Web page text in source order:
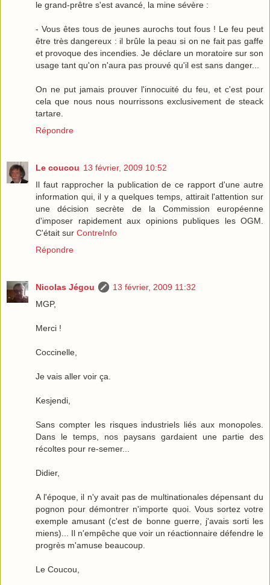
le grand-prêtre s'est avancé, la mine sévère :
- Vous êtes tous de jeunes aurochs tout fous ! Le feu peut
être très dangereux : il brûle la peau si on ne fait pas gaffe
et provoque des incendies. Je déclare un moratoire sur son
usage tant qu'on n'aura pas prouvé qu'il est sans danger...
On ne put jamais prouver l'innocuité du feu, et c'est pour
cela que nous nous nourrissons exclusivement de steack
tartare.
Répondre
Le coucou 13 février, 2009 10:52
Il faut rapprocher la publication de ce rapport d'une autre
information qui, il y a quelques temps, attirait l'attention sur
une décision secrète de la Commission européenne
d'imposer rapidement aux opinions publiques les OGM.
C'était sur ContreInfo
Répondre
Nicolas Jégou
13 février, 2009 11:32
MGP,
Merci !
Coccinelle,
Je vais aller voir ça.
Kesjendi,
Sans compter les risques industriels liés aux monopoles.
Dans le temps, nos paysans gardaient une partie des
récoltes pour re-semer...
Didier,
A l'époque, il n'y avait pas de multinationales dépensant du
pognon pour démontrer n'importe quoi. Vous sortez votre
exemple amusant (c'est de bonne guerre, j'avais sorti les
miens)... Il n'empêche que voir un réactionnaire défendre le
progrès m'amuse beaucoup.
Le Coucou,